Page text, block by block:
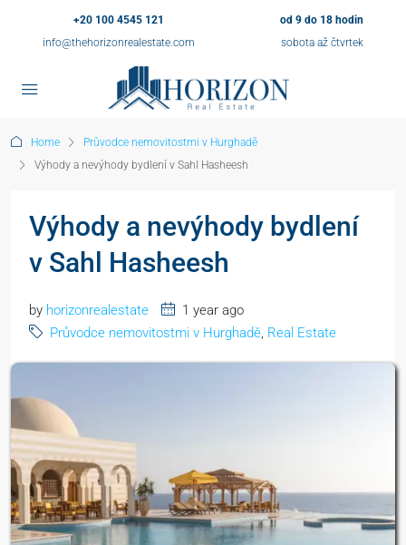
+20 100 4545 121
info@thehorizonrealestate.com
od 9 do 18 hodin
sobota až čtvrtek
Home
Průvodce nemovitostmi v Hurghadě
Výhody a nevýhody bydlení v Sahl Hasheesh
Výhody a nevýhody bydlení
v Sahl Hasheesh
by horizonrealestate
1 year ago
Průvodce nemovitostmi v Hurghadě, Real Estate